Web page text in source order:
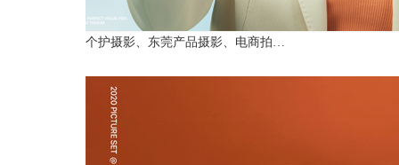
个护摄影、东莞产品摄影、电商拍…